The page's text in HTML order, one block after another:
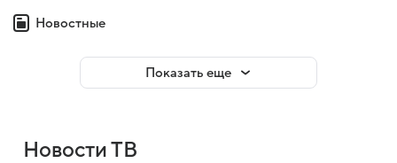
Новостные
Показать еще
Новости ТВ